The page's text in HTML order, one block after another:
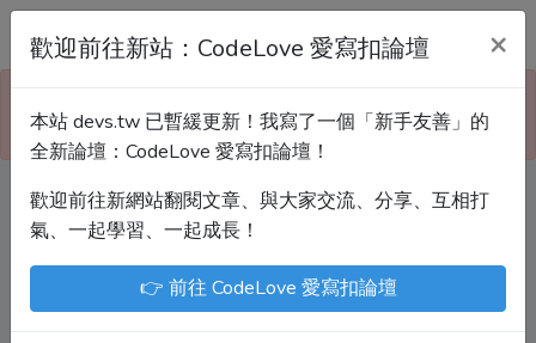
Devs.tw 寫程式討論區
請到新網站「CodeLove 愛寫扣論壇」！
Devs.tw 是讓工程師寫筆記、網誌的平台。歡迎
您隨手紀錄、寫作，方便日後搜尋！
尤川豪
Enoxs
chenjenping
歡迎前往新站：CodeLove 愛寫扣論壇 ×
本站 devs.tw 已暫緩更新！我寫了一個「新手友善」的
全新論壇：CodeLove 愛寫扣論壇！
歡迎前往新網站翻閱文章、與大家交流、分享、互相打
氣、一起學習、一起成長！
👉 前往 CodeLove 愛寫扣論壇